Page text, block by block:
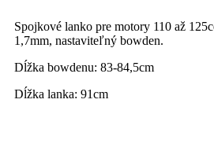
Spojkové lanko pre motory 110 až
1,7mm, nastaviteľný bowden.
Dĺžka bowdenu: 83-84,5cm
Dĺžka lanka: 91cm